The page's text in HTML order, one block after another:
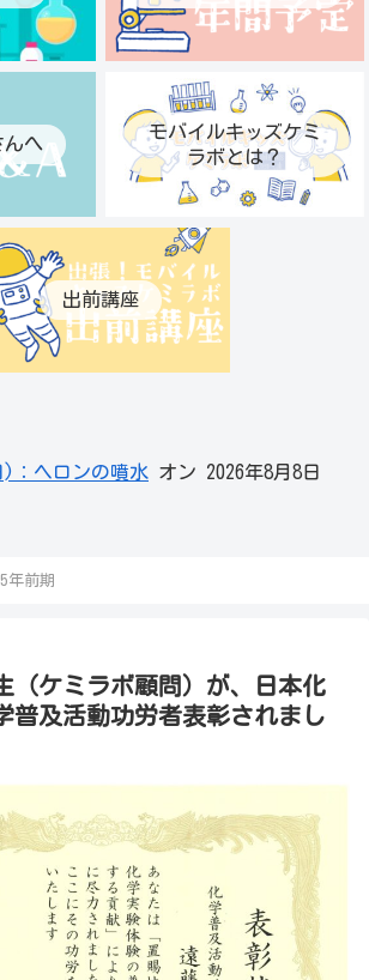
んへ
モバイルキッズケミ
ラボとは？
出前講座
：ヘロンの噴水 オン 2026年8月8日
年前期
（ケミラボ顧問）が、日本化
普及活動功労者表彰されまし